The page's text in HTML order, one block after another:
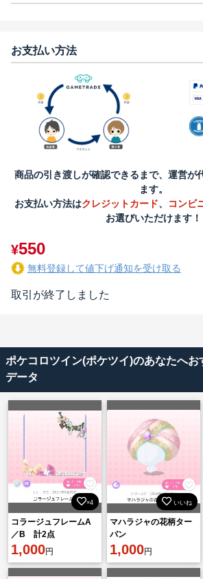
お支払い方法
商品の引き渡しが確認できるまで、運営が
ます。
お支払い方法はクレジットカード、 コンビ
お選びいただけます！
¥550
無料登録して値下げ通知を受け取る
取引が終了しました
ポケコロツイン(ポケツイ)のあなたへお
データ
×4
コラージュフレームA
／B 計2点
1,000円
いいね
マハラジャの花柄ター
バン
1,000円